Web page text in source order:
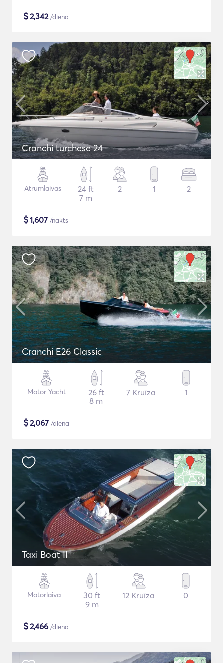
$2,342/diena
Cranchi turchese 24
Ātrumlaivas
24 ft
7 m
2 1 2
$1,607 /nakts
Cranchi E26 Classic
Motor Yacht
26 ft
8 m
7 Kruīza 1
$2,067 /diena
Taxi Boat II
Motorlaiva
30 ft
9 m
12 Kruīza 0
$2,466 /diena